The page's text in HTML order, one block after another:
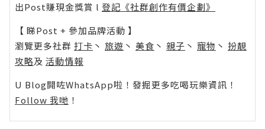
出Post賺現金獎賞 l 登記《社群創作有價企劃》
【 睇Post + 參加品牌活動 】
瀏覽更多社群 打卡 丶 旅遊 丶 美食 丶 親子 丶 寵物 丶 扮靚
攻略及 活動情報
U Blog開咗WhatsApp啦！發掘更多吃喝玩樂資訊！
Follow 我哋 ！